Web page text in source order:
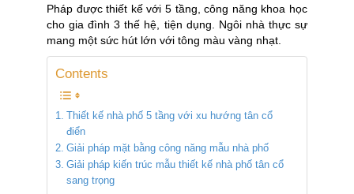
Pháp được thiết kế với 5 tầng, công năng khoa học
cho gia đình 3 thế hệ, tiện dụng. Ngôi nhà thực sự
mang một sức hút lớn với tông màu vàng nhạt.
Contents
Thiết kế nhà phố 5 tầng với xu hướng tân cổ
điển
Giải pháp mặt bằng công năng mẫu nhà phố
Giải pháp kiến trúc mẫu thiết kế nhà phố tân cổ
sang trọng